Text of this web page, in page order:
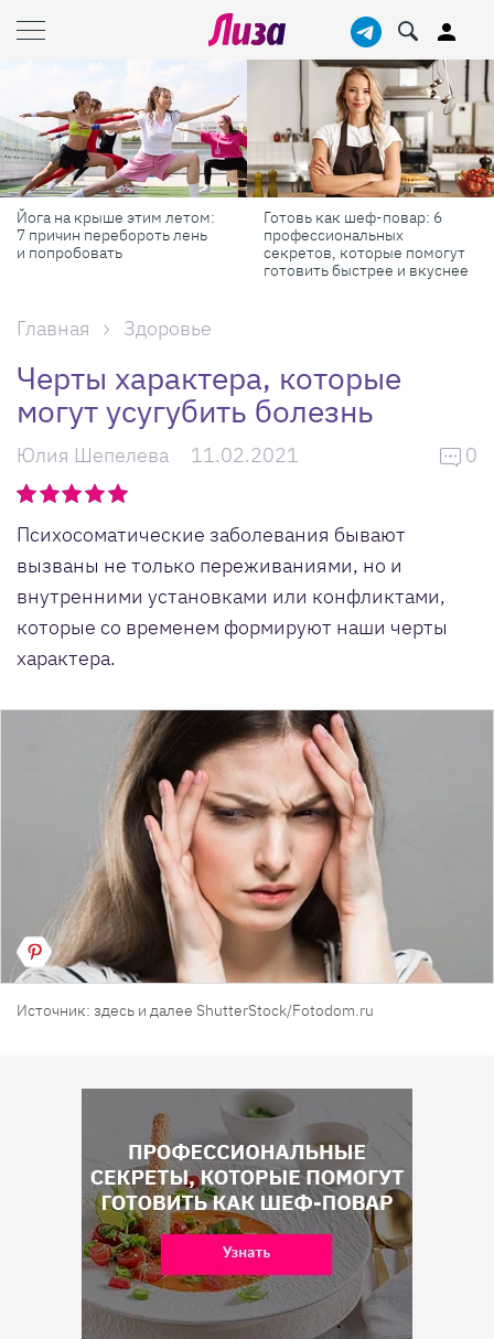
Готовь как шеф-повар: 6
профессиональных
секретов, которые помогут
Масштабные приключения:
самые красивые фестивали
России в августе
Главная Здоровье
Черты характера, которые
могут усугубить болезнь
Юлия Шепелева 11.02.2021 0
Психосоматические заболевания бывают
вызваны не только переживаниями, но и
внутренними установками или конфликтами,
которые со временем формируют наши черты
характера.
Источник: здесь и далее ShutterStock/Fotodom.ru